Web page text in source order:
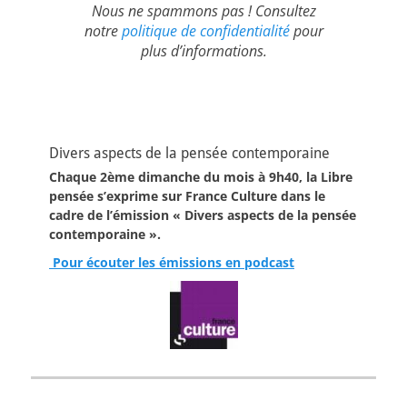
Nous ne spammons pas ! Consultez
notrepolitique de confidentialitépour
plus d’informations.
Divers aspects de la pensée contemporaine
Chaque 2ème dimanche du mois à 9h40, la Libre
pensée s’exprime sur France Culture dans le
cadre de l’émission « Divers aspects de la pensée
contemporaine ».
Pour écouter les émissions en podcast